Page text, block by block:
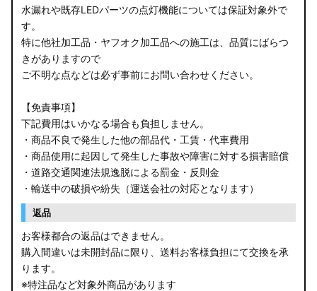
水漏れや既存LEDパーツの点灯機能については保証対象外で
す。
特に他社加工品・ヤフオク加工品への施工は、品質にばらつ
きがありますので
ご不明な点などは必ず事前にお問い合わせください。
【免責事項】
下記費用はいかなる場合も負担しません。
・商品不良で発生した他の部品代・工賃・代車費用
・商品使用に起因して発生した事故や障害に対する損害賠償
・道路交通関連法規逸脱による罰金・反則金
・輸送中の破損や紛失（運送会社の対応となります）
返品
お客様都合の返品はできません。
購入間違いは未開封品に限り、送料お客様負担にて交換を承
ります。
※特注品など対象外商品があります